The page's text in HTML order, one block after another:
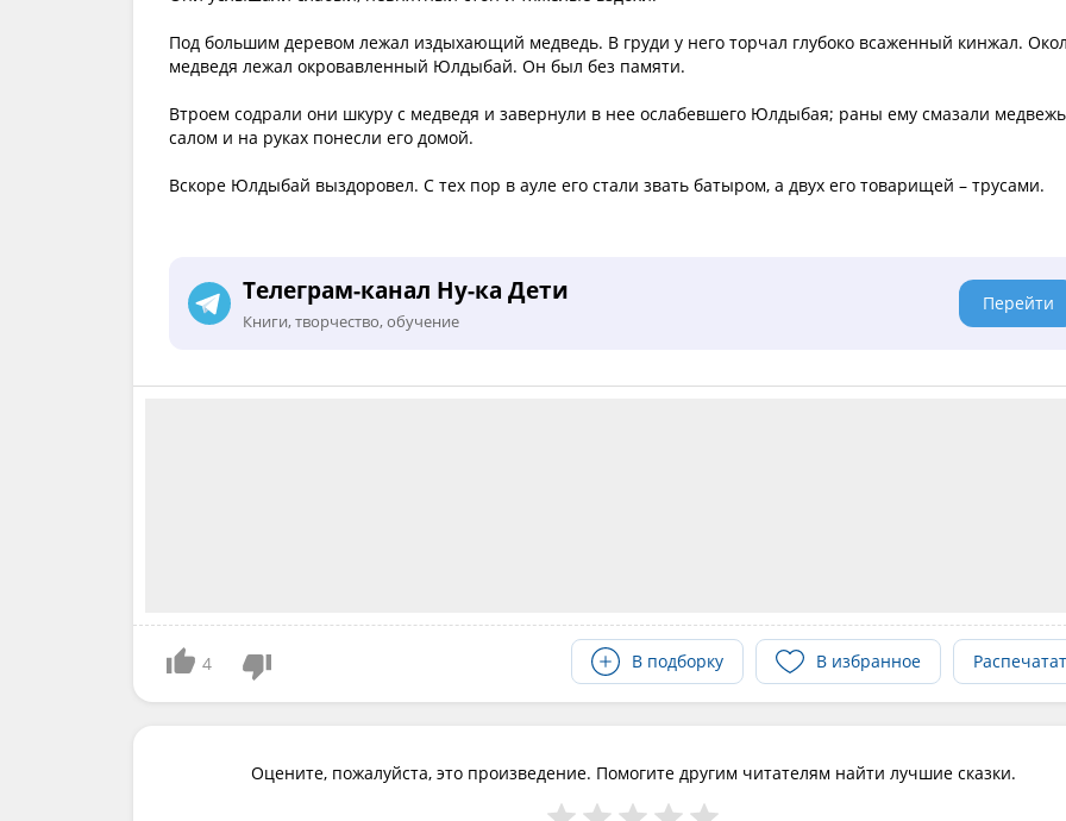
Под большим деревом лежал издыхающий медведь. В груди у него торчал глубоко всаженный кинжал.
медведя лежал окровавленный Юлдыбай. Он был без памяти.
Втроем содрали они шкуру с медведя и завернули в нее ослабевшего Юлдыбая; раны ему смазали
салом и на руках понесли его домой.
Вскоре Юлдыбай выздоровел. С тех пор в ауле его стали звать батыром, а двух его товарищей – трусами.
Телеграм-канал Ну-ка Дети
Книги, творчество, обучение
Перейти
4 В подборку В избранное
Оцените, пожалуйста, это произведение. Помогите другим читателям найти лучшие сказки.